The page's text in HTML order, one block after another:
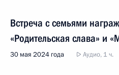
Встреча с семьями
«Родительская слава» и
30 мая 2024 года Аудио, 1 ч.